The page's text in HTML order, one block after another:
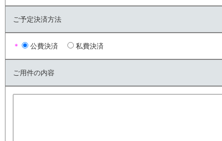
ご予定決済方法
＊ 公費決済 私費決済
ご用件の内容